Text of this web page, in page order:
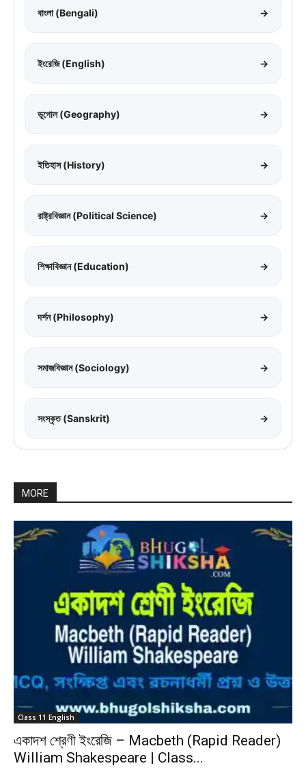
বাংলা (Bengali) →
ইংরেজি (English) →
ভূগোল (Geography) →
ইতিহাস (History) →
রাষ্ট্রবিজ্ঞান (Political Science) →
শিক্ষাবিজ্ঞান (Education) →
দর্শন (Philosophy) →
সমাজবিজ্ঞান (Sociology) →
সংস্কৃত (Sanskrit) →
MORE
Class 11 English
একাদশ শ্রেণী ইংরেজি – Macbeth (Rapid Reader)
William Shakespeare | Class...